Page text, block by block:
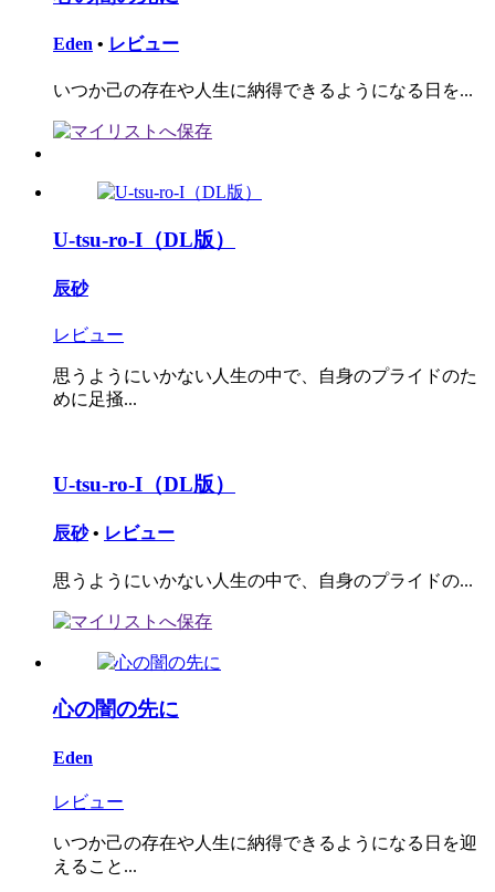
Eden • レビュー
いつか己の存在や人生に納得できるようになる日を...
U-tsu-ro-I（DL版）
辰砂
レビュー
思うようにいかない人生の中で、自身のプライドのた
めに足掻...
U-tsu-ro-I（DL版）
辰砂 • レビュー
思うようにいかない人生の中で、自身のプライドの...
心の闇の先に
Eden
レビュー
いつか己の存在や人生に納得できるようになる日を迎
えること...